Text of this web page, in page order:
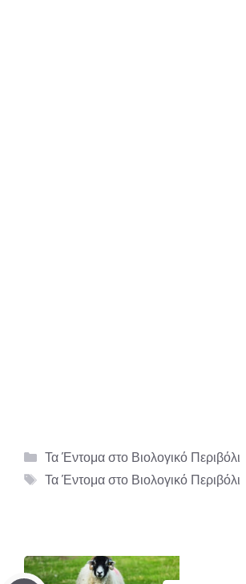
Κατηγορίες
Τα Έντομα στο Βιολογικό Περιβόλι
Ετικέτες
Τα Έντομα στο Βιολογικό Περιβόλι